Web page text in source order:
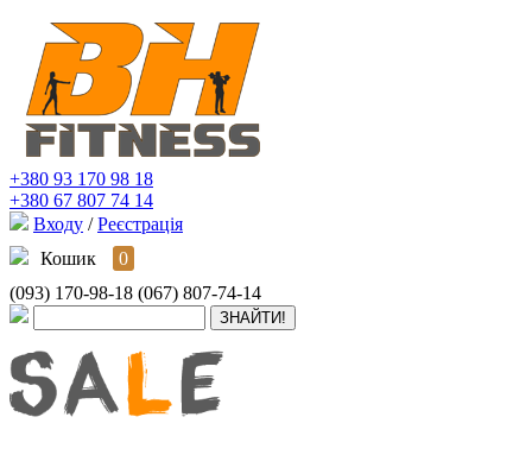
+380 93 170 98 18
+380 67 807 74 14
Входу / Реєстрація
Кошик
0
(093) 170-98-18 (067) 807-74-14